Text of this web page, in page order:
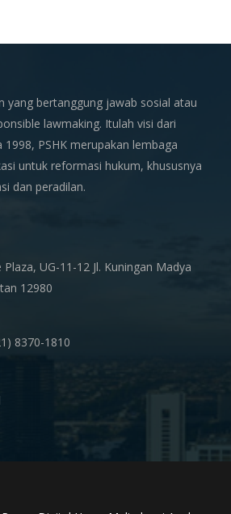
yang bertanggung jawab sosial atau
lawmaking. Itulah visi dari
1998, PSHK merupakan lembaga
untuk reformasi hukum, khususnya
dan peradilan.
UG-11-12 Jl. Kuningan Madya
12980
8370-1810